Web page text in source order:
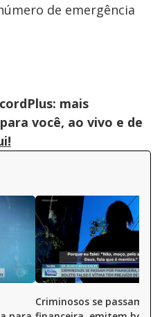
de emergência
mais
você, ao vivo e de
Criminosos se passam por